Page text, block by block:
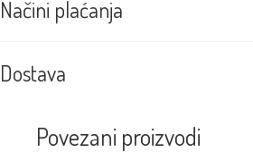
Načini plaćanja
Dostava
Povezani proizvodi